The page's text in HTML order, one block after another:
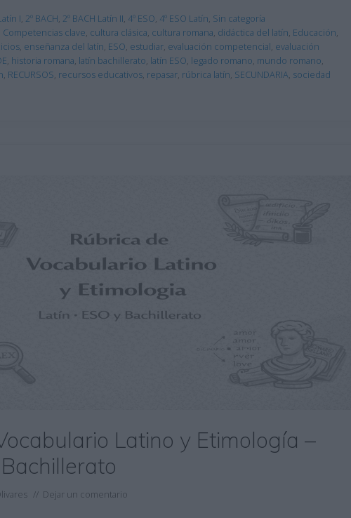
I, 2º BACH, 2º BACH Latín II, 4º ESO, 4º ESO Latín, Sin categoría
Competencias clave, cultura clásica, cultura romana, didáctica del latín, Educación,
, enseñanza del latín, ESO, estudiar, evaluación competencial, evaluación
, historia romana, latín bachillerato, latín ESO, legado romano, mundo romano,
, RECURSOS, recursos educativos, repasar, rúbrica latín, SECUNDARIA, sociedad
Latino y Etimología –
// Dejar un comentario